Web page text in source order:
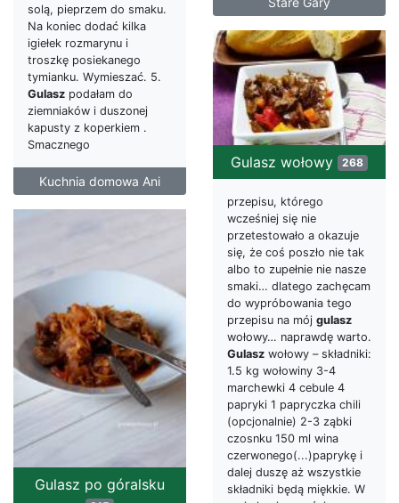
solą, pieprzem do smaku.
Na koniec dodać kilka
igiełek rozmarynu i
troszkę posiekanego
tymianku. Wymieszać. 5.
Gulasz podałam do
ziemniaków i duszonej
kapusty z koperkiem .
Smacznego
Kuchnia domowa Ani
Gulasz wołowy 268
przepisu, którego
wcześniej się nie
przetestowało a okazuje
się, że coś poszło nie tak
albo to zupełnie nie nasze
smaki… dlatego zachęcam
do wypróbowania tego
przepisu na mój gulasz
wołowy… naprawdę warto.
Gulasz wołowy – składniki:
1.5 kg wołowiny 3-4
marchewki 4 cebule 4
papryki 1 papryczka chili
(opcjonalnie) 2-3 ząbki
czosnku 150 ml wina
czerwonego(...)paprykę i
dalej duszę aż wszystkie
składniki będą miękkie. W
Gulasz po góralsku